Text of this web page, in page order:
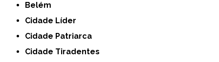
Belém
Cidade Líder
Cidade Patriarca
Cidade Tiradentes